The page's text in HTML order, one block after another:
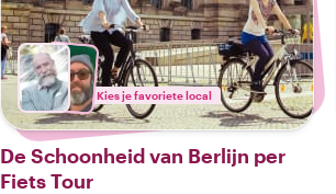
Kies je favoriete local
De Schoonheid van Berlijn per
Fiets Tour